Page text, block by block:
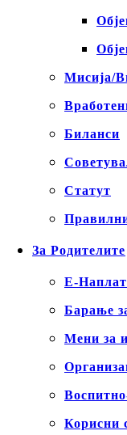
Мисија/
Биланси
Статут
За Родителите
Е-
Барање
Мени за
Корисни